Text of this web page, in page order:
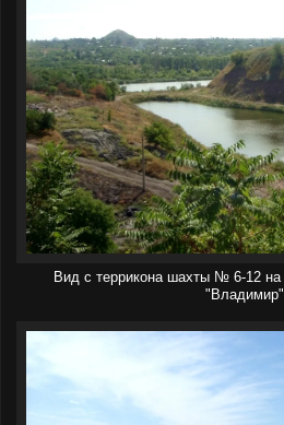
Вид с террикона шахты № 6-12
"Владимир"